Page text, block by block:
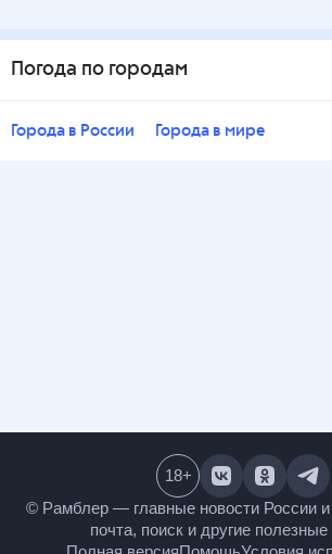
Погода по городам
Города в России Города в мире
© Рамблер — главные новости
гороскопы, почта, поиск и другие
18+